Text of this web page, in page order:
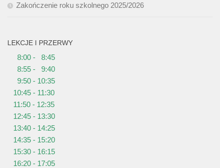
Zakończenie roku szkolnego 2025/2026
LEKCJE I PRZERWY
8:00 - 8:45
8:55 - 9:40
9:50 - 10:35
10:45 - 11:30
11:50 - 12:35
12:45 - 13:30
13:40 - 14:25
14:35 - 15:20
15:30 - 16:15
16:20 - 17:05